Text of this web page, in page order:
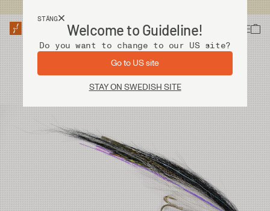
STÄNG
Welcome to Guideline!
Do you want to change to our US site?
Go to US site
STAY ON SWEDISH SITE